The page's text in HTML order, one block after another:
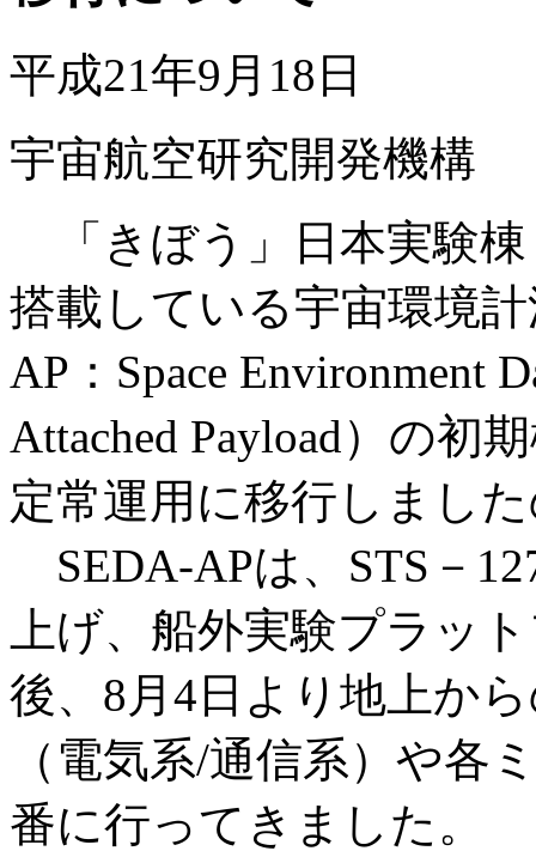
平成21年9月18日
宇宙航空研究開発機構
「きぼう」日本実験
搭載している宇宙環境
AP：Space Environment
Attached Payload）の初
定常運用に移行しまし
SEDA-APは、STS－
上げ、船外実験プラッ
後、8月4日より地上か
（電気系/通信系）や各
番に行ってきました。